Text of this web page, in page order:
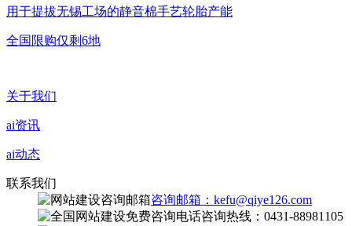
用于提拔无锡工场的静音棉手艺轮胎产能
全国限购仅剩6地
关于我们
ai资讯
ai动态
联系我们
咨询邮箱：kefu@qiye126.com
咨询热线：0431-88981105